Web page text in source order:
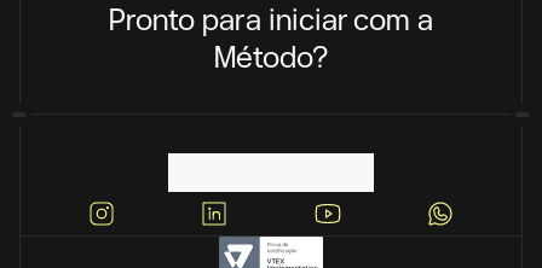
Pronto para iniciar com a
Método?